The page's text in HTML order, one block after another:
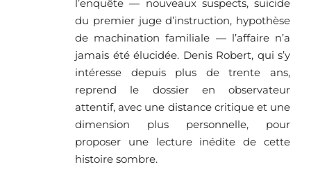
l’enquête — nouveaux suspects, suicide
du premier juge d’instruction, hypothèse
de machination familiale — l’affaire n’a
jamais été élucidée. Denis Robert, qui s’y
intéresse depuis plus de trente ans,
reprend le dossier en observateur
attentif, avec une distance critique et une
dimension plus personnelle, pour
proposer une lecture inédite de cette
histoire sombre.